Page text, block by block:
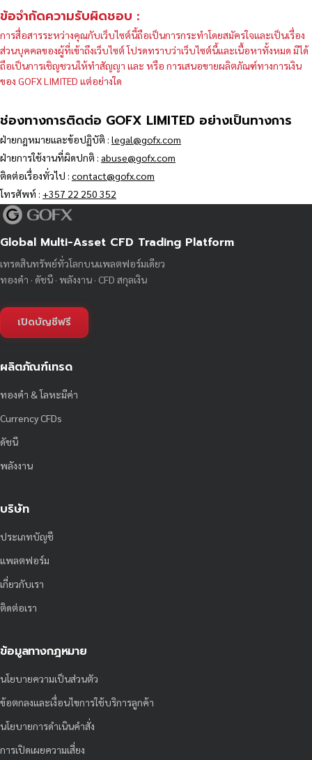
ข้อจำกัดความรับผิดชอบ :
การสื่อสารระหว่างคุณกับเว็บไซต์นี้ถือเป็นการกระทำโดยสมัครใจและเป็นเรื่อง
ส่วนบุคคลของผู้ที่เข้าถึงเว็บไซต์ โปรดทราบว่าเว็บไซต์นี้และเนื้อหาทั้งหมด มิได้
ถือเป็นการเชิญชวนให้ทำสัญญา และ หรือ การเสนอขายผลิตภัณฑ์ทางการเงิน
ของ GOFX LIMITED แต่อย่างใด
ช่องทางการติดต่อ GOFX LIMITED อย่างเป็นทางการ
ฝ่ายกฎหมายและข้อปฏิบัติ : legal@gofx.com
ฝ่ายการใช้งานที่ผิดปกติ : abuse@gofx.com
ติดต่อเรื่องทั่วไป : contact@gofx.com
โทรศัพท์ : +357 22 250 352
Global Multi-Asset CFD Trading Platform
เทรดสินทรัพย์ทั่วโลกบนแพลตฟอร์มเดียว
ทองคำ · ดัชนี · พลังงาน · CFD สกุลเงิน
เปิดบัญชีฟรี
ผลิตภัณฑ์เทรด
ทองคำ & โลหะมีค่า
Currency CFDs
ดัชนี
พลังงาน
บริษัท
ประเภทบัญชี
แพลตฟอร์ม
เกี่ยวกับเรา
ติดต่อเรา
ข้อมูลทางกฎหมาย
นโยบายความเป็นส่วนตัว
ข้อตกลงและเงื่อนไขการใช้บริการลูกค้า
นโยบายการดำเนินคำสั่ง
การเปิดเผยความเสี่ยง